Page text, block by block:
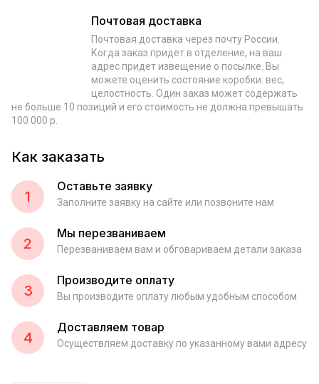
Почтовая доставка
Почтовая доставка через почту России.
Когда заказ придет в отделение, на ваш
адрес придет извещение о посылке. Вы
можете оценить состояние коробки: вес,
целостность. Один заказ может содержать
не больше 10 позиций и его стоимость не должна превышать
100 000 р.
Как заказать
1
Оставьте заявку
Заполните заявку на сайте или позвоните нам
2
Мы перезваниваем
Перезваниваем вам и обговариваем детали заказа
3
Производите оплату
Вы производите оплату любым удобным способом
4
Доставляем товар
Осуществляем доставку по указанному вами адресу